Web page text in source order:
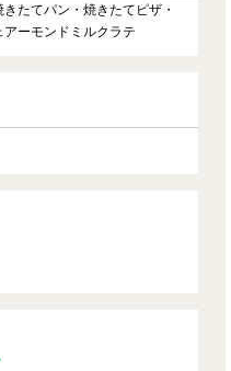
たてパン・焼きたてピザ・
ーモンドミルクラテ